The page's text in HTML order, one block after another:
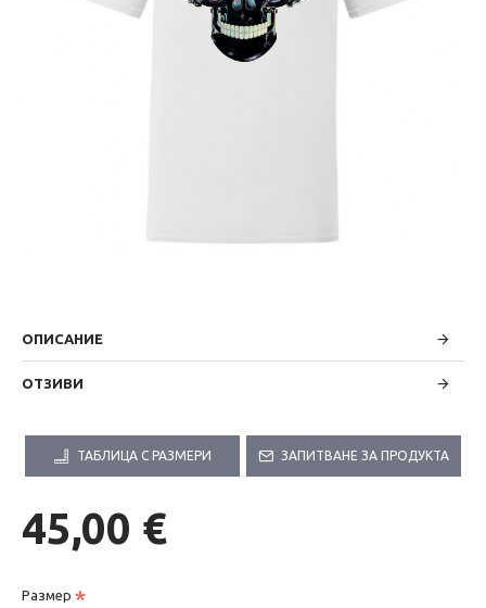
ОПИСАНИЕ
ОТЗИВИ
ТАБЛИЦА С РАЗМЕРИ ЗАПИТВАНЕ ЗА ПРОДУКТА
45,00 €
Размер